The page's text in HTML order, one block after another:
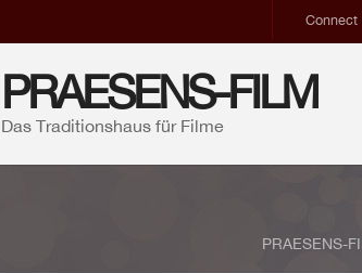
Connect
PRAESENS-FILM
Das Traditionshaus für Filme
PRAESENS-